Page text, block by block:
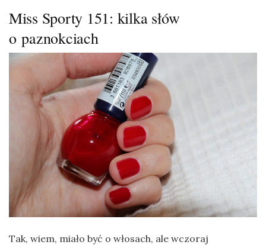
Miss Sporty 151: kilka słów
o paznokciach
Tak, wiem, miało być o włosach, ale wczoraj